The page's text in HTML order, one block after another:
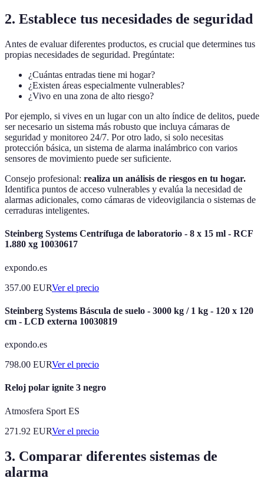
2. Establece tus necesidades de seguridad
Antes de evaluar diferentes productos, es crucial que determines tus
propias necesidades de seguridad. Pregúntate:
¿Cuántas entradas tiene mi hogar?
¿Existen áreas especialmente vulnerables?
¿Vivo en una zona de alto riesgo?
Por ejemplo, si vives en un lugar con un alto índice de delitos, puede
ser necesario un sistema más robusto que incluya cámaras de
seguridad y monitoreo 24/7. Por otro lado, si solo necesitas
protección básica, un sistema de alarma inalámbrico con varios
sensores de movimiento puede ser suficiente.
Consejo profesional: realiza un análisis de riesgos en tu hogar.
Identifica puntos de acceso vulnerables y evalúa la necesidad de
alarmas adicionales, como cámaras de videovigilancia o sistemas de
cerraduras inteligentes.
Steinberg Systems Centrífuga de laboratorio - 8 x 15 ml - RCF
1.880 xg 10030617
expondo.es
357.00 EURVer el precio
Steinberg Systems Báscula de suelo - 3000 kg / 1 kg - 120 x 120
cm - LCD externa 10030819
expondo.es
798.00 EURVer el precio
Reloj polar ignite 3 negro
Atmosfera Sport ES
271.92 EURVer el precio
3. Comparar diferentes sistemas de
alarma